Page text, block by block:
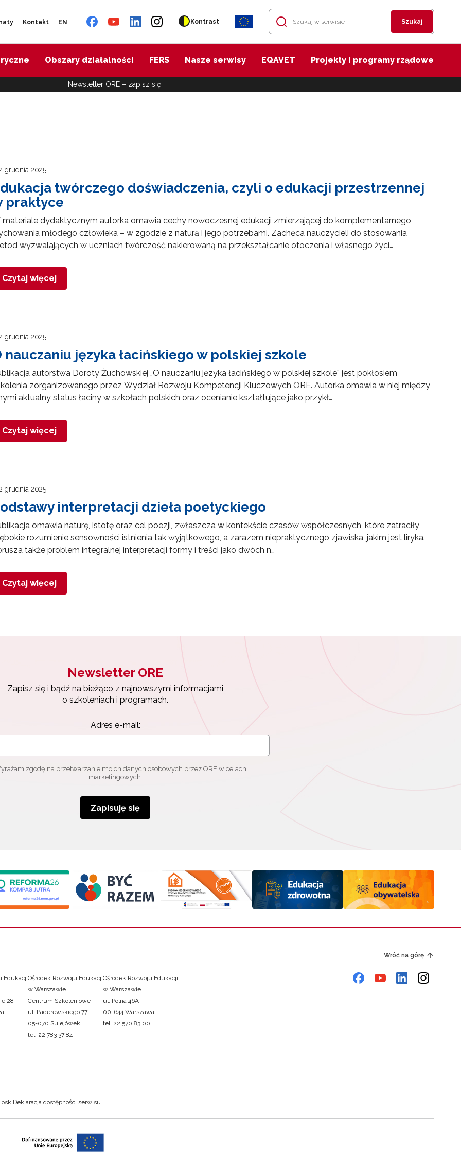
Kontakt EN Kontrast Szukaj
Obszary działalności FERS Nasze serwisy EQAVET Projekty i programy rządowe
Newsletter ORE – zapisz się!
grudnia 2025
twórczego doświadczenia, czyli o edukacji przestrzennej
praktyce
materiale dydaktycznym autorka omawia cechy nowoczesnej edukacji zmierzającej do komplementarnego
młodego człowieka – w zgodzie z naturą i jego potrzebami. Zachęca nauczycieli do stosowania
wyzwalających w uczniach twórczość nakierowaną na przekształcanie otoczenia i własnego życi…
Czytaj więcej
grudnia 2025
nauczaniu języka łacińskiego w polskiej szkole
autorstwa Doroty Żuchowskiej „O nauczaniu języka łacińskiego w polskiej szkole” jest pokłosiem
zorganizowanego przez Wydział Rozwoju Kompetencji Kluczowych ORE. Autorka omawia w niej między
aktualny status łaciny w szkołach polskich oraz ocenianie kształtujące jako przykł…
Czytaj więcej
grudnia 2025
interpretacji dzieła poetyckiego
omawia naturę, istotę oraz cel poezji, zwłaszcza w kontekście czasów współczesnych, które zatraciły
rozumienie sensowności istnienia tak wyjątkowego, a zarazem niepraktycznego zjawiska, jakim jest liryka.
także problem integralnej interpretacji formy i treści jako dwóch n…
Czytaj więcej
Newsletter ORE
Zapisz się i bądź na bieżąco z najnowszymi informacjami
o szkoleniach i programach.
Adres e-mail:
zgodę na przetwarzanie moich danych osobowych przez ORE w celach
marketingowych.
Zapisuję się
Wróć na górę
Edukacji
28
Ośrodek Rozwoju Edukacji
w Warszawie
Centrum Szkoleniowe
ul. Paderewskiego 77
05-070 Sulejówek
tel. 22 783 37 84
Ośrodek Rozwoju Edukacji
w Warszawie
ul. Polna 46A
00-644 Warszawa
tel. 22 570 83 00
Deklaracja dostępności serwisu